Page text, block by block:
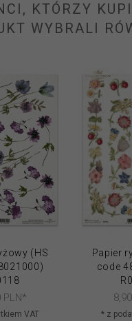
KTÓRZY
WYBRALI
(HS
PLN*
VAT
Papier
code
8,90
* z